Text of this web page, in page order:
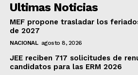
Ultimas Noticias
MEF propone trasladar los
de 2027
NACIONAL agosto 8, 2026
JEE reciben 717 solicitudes de
candidatos para las ERM 2026